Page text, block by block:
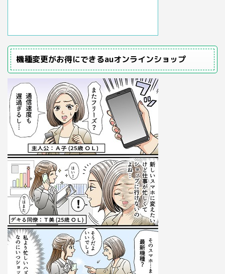
機種変更がお得にできるauオンラインショップ